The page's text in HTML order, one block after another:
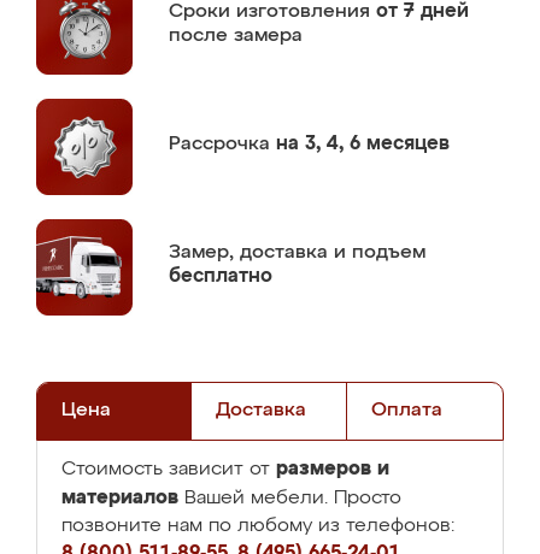
Сроки изготовления от 7 дней
после замера
Рассрочка на 3, 4, 6 месяцев
Замер, доставка и подъем
бесплатно
Цена Доставка Оплата
Стоимость зависит от размеров и
материалов Вашей мебели. Просто
позвоните нам по любому из телефонов: